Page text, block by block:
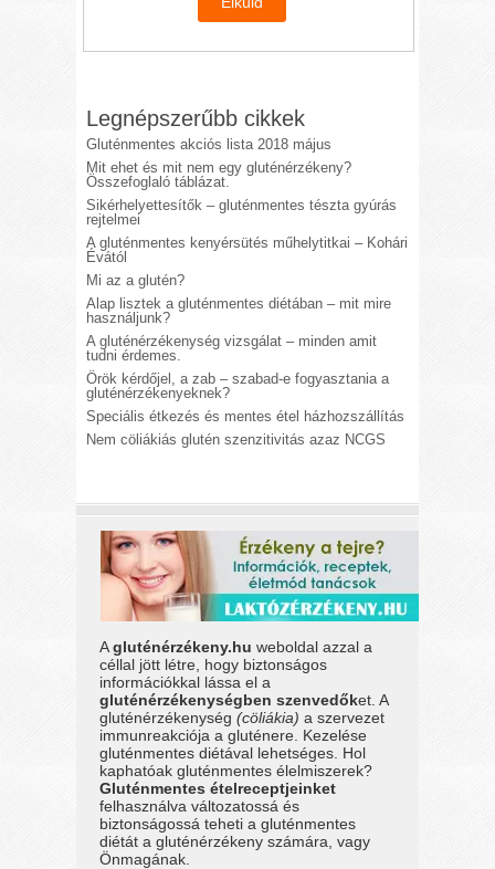
Legnépszerűbb cikkek
Gluténmentes akciós lista 2018 május
Mit ehet és mit nem egy gluténérzékeny?
Összefoglaló táblázat.
Sikérhelyettesítők – gluténmentes tészta gyúrás
rejtelmei
A gluténmentes kenyérsütés műhelytitkai – Kohári
Évától
Mi az a glutén?
Alap lisztek a gluténmentes diétában – mit mire
használjunk?
A gluténérzékenység vizsgálat – minden amit
tudni érdemes.
Örök kérdőjel, a zab – szabad-e fogyasztania a
gluténérzékenyeknek?
Speciális étkezés és mentes étel házhozszállítás
Nem cöliákiás glutén szenzitivitás azaz NCGS
Agluténérzékeny.hu weboldal azzal a
céllal jött létre, hogy biztonságos
információkkal lássa el a
gluténérzékenységben szenvedőket. A
gluténérzékenység(cöliákia) a szervezet
immunreakciója a gluténere. Kezelése
gluténmentes diétával lehetséges. Hol
kaphatóak gluténmentes élelmiszerek?
Gluténmentes ételreceptjeinket
felhasználva változatossá és
biztonságossá teheti a gluténmentes
diétát a gluténérzékeny számára, vagy
Önmagának.